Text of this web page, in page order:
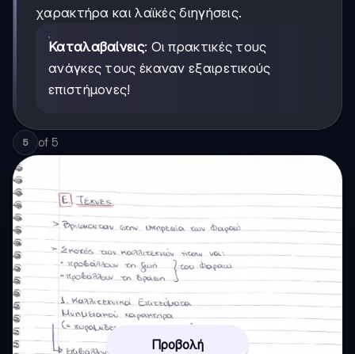
χαρακτήρα και λαϊκές διηγήσεις.
Καταλαβαίνεις: Οι πρακτικές τους
ανάγκες τους έκαναν εξαιρετικούς
επιστήμονες!
5 of 5
Προβολή